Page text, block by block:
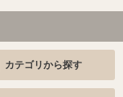
カテゴリから探す